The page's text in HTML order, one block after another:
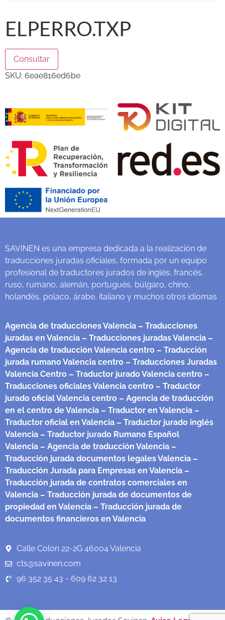
ELPERRO.TXP
Consultar
SKU: 6eae816ed6be
SAVINEN es una empresa dedicada a la realización de
traducciones juradas oficiales, formada por un equipo
profesional de traductores jurados de inglés, francés,
ruso, rumano, alemán, portugués, búlgaro, chino,
holandés, polaco, árabe, italiano y muchos otros idiomas
Agencia de traducciones Valencia – Traducciones
juradas en Valencia – Traducciones juradas Valencia –
Agencia de traducción Valencia centro – Traducción
jurada rumano Valencia centro – Traducciones Juradas
Valencia Centro – Traductor jurado Valencia centro –
Traducciones oficiales Valencia centro – Traductor
jurado oficial Valencia centro – Agencia de traducción
en el centro de Valencia – Traductor en Valencia –
Traductor oficial en Valencia – Traductor jurado inglés
Valencia – Traductor jurado Rumano Español
Valencia – Agencia de traducción Valencia –
Traducción jurada documentos legales Valencia –
Traducción Jurada para Empresas en Valencia –
Traducción jurada de contratos comerciales en
Valencia – Traducción jurada de documentos de
propiedad en Valencia – Traducción jurada de
documentos financieros en Valencia
Calle Colon 22-2G 46004 Valencia
cts@savinen.com
96 352 35 43 - 609 62 32 13